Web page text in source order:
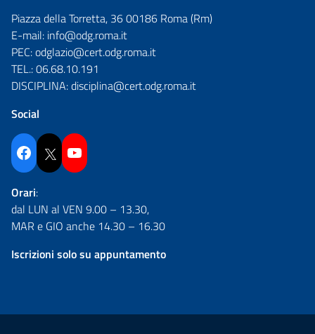
Piazza della Torretta, 36 00186 Roma (Rm)
E-mail: info@odg.roma.it
PEC:odglazio@cert.odg.roma.it
TEL.:06.68.10.191
DISCIPLINA:disciplina@cert.odg.roma.it
Social
Facebook Twitter YouTube
Orari:
dal LUN al VEN 9.00 – 13.30,
MAR e GIO anche 14.30 – 16.30
Iscrizioni solo su appuntamento